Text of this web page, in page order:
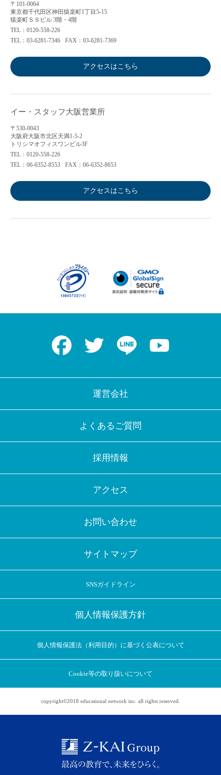
アプリに切り替えてみませんか
会員登録なしですぐ使える！
アプリ限定のコラムを配信中！
Web版で続行 アプリに切り替え
〒101-0064
東京都千代田区神田猿楽町1丁目5-15
猿楽町ＳＳビル 3階・4階
TEL：0120-558-226
TEL：03-6281-7346
FAX：03-6281-7369
アクセスはこちら
イー・スタッフ大阪営業所
〒530-0043
大阪府大阪市北区天満1-5-2
トリシマオフィスワンビル3F
TEL：0120-558-226
TEL：06-6352-8553
FAX：06-6352-8653
アクセスはこちら
Facebook Twitter LINE
運営会社
よくあるご質問
採用情報
アクセス
お問い合わせ
サイトマップ
SNSガイドライン
個人情報保護方針
個人情報保護法（利用目的）に基づく公表について
Cookie等の取り扱いについて
copyright©2018 educational network inc. all rights reserved.